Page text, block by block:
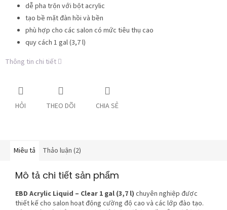
dễ pha trộn với bột acrylic
tạo bề mặt đàn hồi và bền
phù hợp cho các salon có mức tiêu thụ cao
quy cách 1 gal (3,7 l)
Thông tin chi tiết
HỎI THEO DÕI CHIA SẺ
Miêu tả Thảo luận (2)
Mô tả chi tiết sản phẩm
EBD Acrylic Liquid – Clear 1 gal (3,7 l) chuyên nghiệp được
thiết kế cho salon hoạt động cường độ cao và các lớp đào tạo.